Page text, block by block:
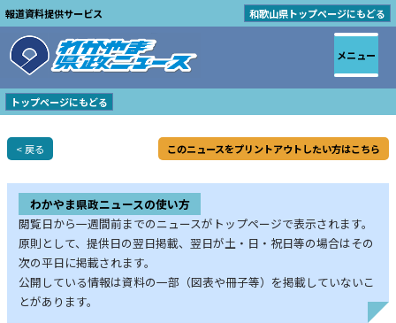
報道資料提供サービス 和歌山県トップページにもどる
トップページにもどる
< 戻る このニュースをプリントアウトしたい方はこちら
わかやま県政ニュースの使い方
閲覧日から一週間前までのニュースがトップページで表示されます。
原則として、提供日の翌日掲載、翌日が土・日・祝日等の場合はその
次の平日に掲載されます。
公開している情報は資料の一部（図表や冊子等）を掲載していないこ
とがあります。
メニュー